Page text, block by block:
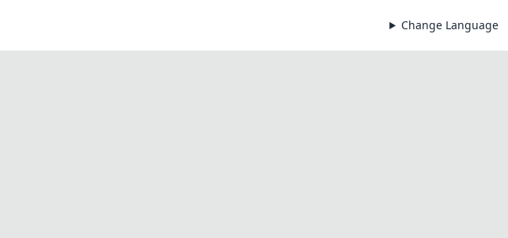
Change Language